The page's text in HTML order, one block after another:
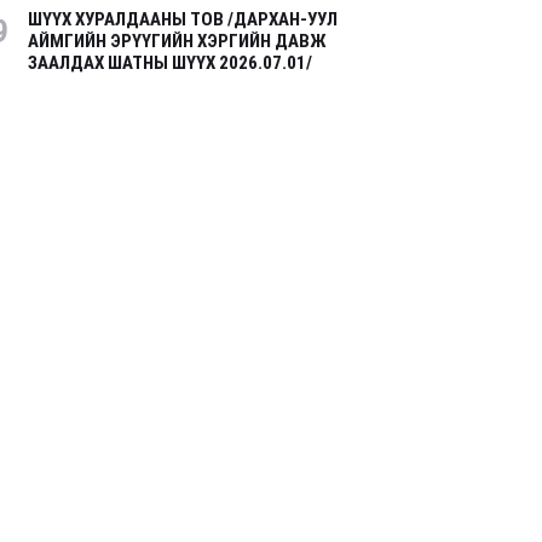
ШҮҮХ ХУРАЛДААНЫ ТОВ /ДАРХАН-УУЛ
АЙМГИЙН ЭРҮҮГИЙН ХЭРГИЙН ДАВЖ
ЗААЛДАХ ШАТНЫ ШҮҮХ 2026.07.01/